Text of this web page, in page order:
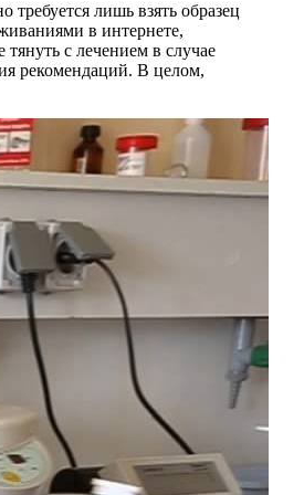
лишь взять образец
в интернете,
с лечением в случае
рекомендаций. В целом,